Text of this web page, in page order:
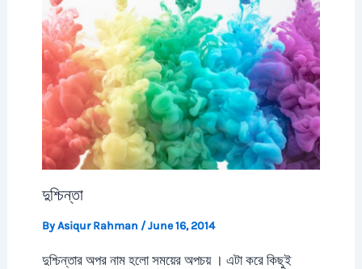
দুশ্চিন্তা
ByAsiqur Rahman /June 16, 2014
দুশ্চিন্তার অপর নাম হলো সময়ের অপচয় । এটা করে কিছুই